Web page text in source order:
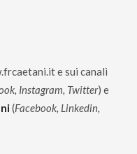
e sui canali
Instagram, Twitter) e
(Facebook, Linkedin,